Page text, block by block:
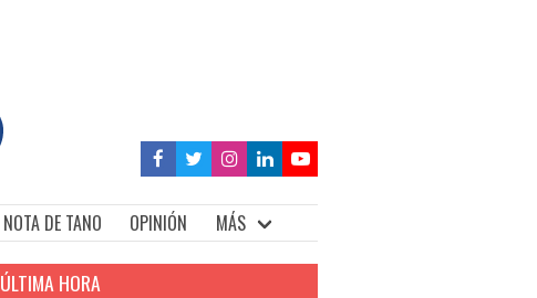
NOTA DE TANO OPINIÓN MÁS
ÚLTIMA HORA